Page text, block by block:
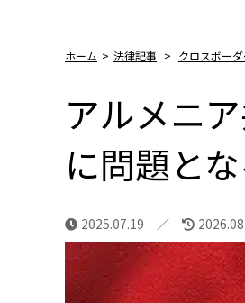
ホーム > 法律記事 > クロスボーダ
アルメニ
に問題と
2025.07.19